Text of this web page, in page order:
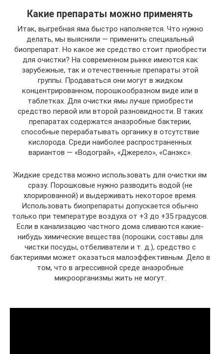
Какие препараты можно применять
Итак, выгребная яма быстро наполняется. Что нужно
делать, мы выяснили — применить специальный
биопрепарат. Но какое же средство стоит приобрести
для очистки? На современном рынке имеются как
зарубежные, так и отечественные препараты этой
группы. Продаваться они могут в жидком
концентрированном, порошкообразном виде или в
таблетках. Для очистки ямы лучше приобрести
средство первой или второй разновидности. В таких
препаратах содержатся анаэробные бактерии,
способные перерабатывать органику в отсутствие
кислорода. Среди наиболее распространенных
вариантов — «Водограй», «Джерело», «Санэкс».
Жидкие средства можно использовать для очистки ям
сразу. Порошковые нужно разводить водой (не
хлорированной) и выдерживать некоторое время.
Использовать биопрепараты допускается обычно
только при температуре воздуха от +3 до +35 градусов.
Если в канализацию частного дома сливаются какие-
нибудь химические вещества (порошки, составы для
чистки посуды, отбеливатели и т. д.), средство с
бактериями может оказаться малоэффективным. Дело в
том, что в агрессивной среде анаэробные
микроорганизмы жить не могут.